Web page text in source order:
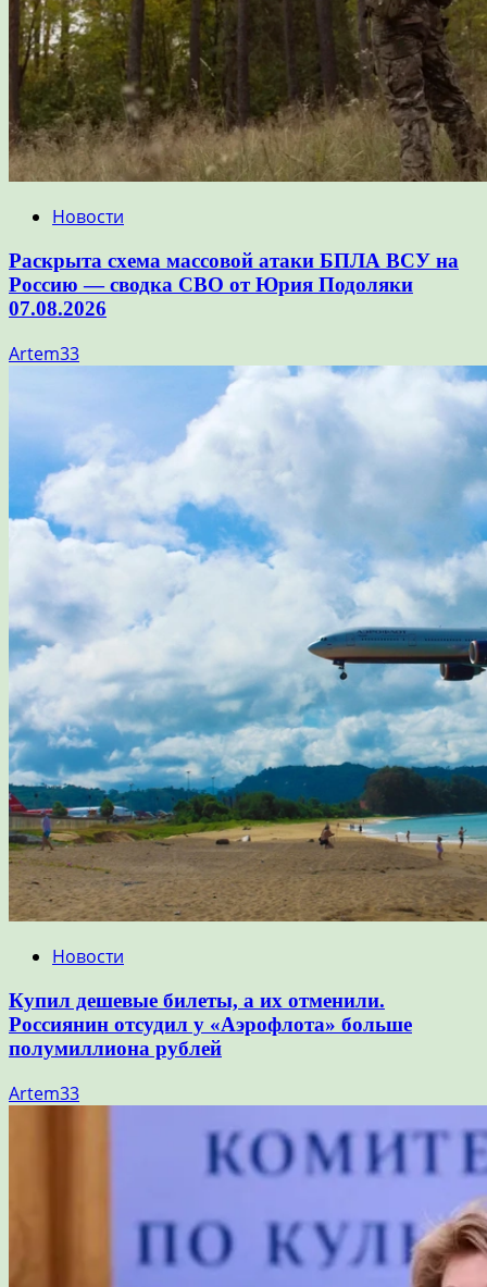
Новости
Раскрыта схема массовой атаки БПЛА ВСУ на
Россию — сводка СВО от Юрия Подоляки
07.08.2026
Artem33
Новости
Купил дешевые билеты, а их отменили.
Россиянин отсудил у «Аэрофлота» больше
полумиллиона рублей
Artem33